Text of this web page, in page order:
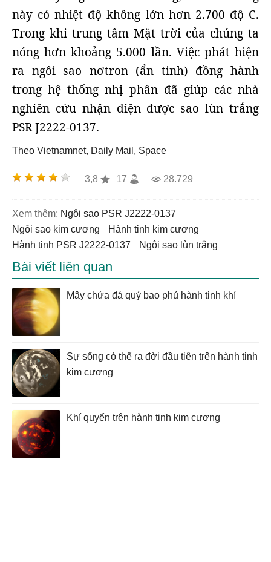
này có nhiệt độ không lớn hơn 2.700 độ C.
Trong khi trung tâm Mặt trời của chúng ta
nóng hơn khoảng 5.000 lần. Việc phát hiện
ra ngôi sao nơtron (ẩn tinh) đồng hành
trong hệ thống nhị phân đã giúp các nhà
nghiên cứu nhận diện được sao lùn trắng
PSR J2222-0137.
Theo Vietnamnet, Daily Mail, Space
3,8 17 28.729
Xem thêm:
ngôi sao PSR J2222-0137
ngôi sao kim cương
hành tinh kim cương
hành tinh PSR J2222-0137
ngôi sao lùn trắng
Bài viết liên quan
Mây chứa đá quý bao phủ hành tinh khí
Sự sống có thể ra đời đầu tiên trên hành tinh
kim cương
Khí quyển trên hành tinh kim cương